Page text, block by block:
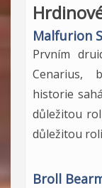
Malfurion
Prvním
Cenarius,
historie
důležitou
důležitou
Broll